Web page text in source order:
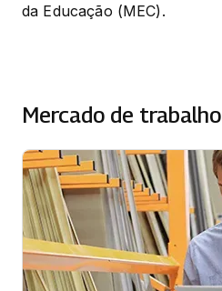
da Educação (MEC).
Mercado de trabalho